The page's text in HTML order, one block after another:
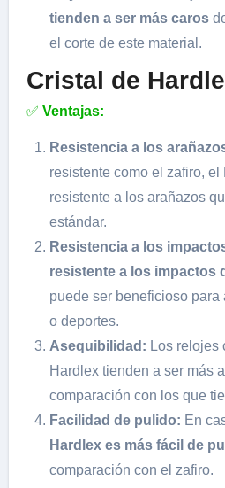
tienden a ser más caros
el corte de este material.
Cristal de
✅ Ventajas:
Resistencia a los
resistente como el zafiro, el
resistente a los arañazos
estándar.
Resistencia a los
resistente a los impactos
puede ser beneficioso
o deportes.
Asequibilidad: Los relojes
Hardlex tienden a ser más
comparación con los que
Facilidad de pulido: En
Hardlex es más fácil de
comparación con el zafiro.